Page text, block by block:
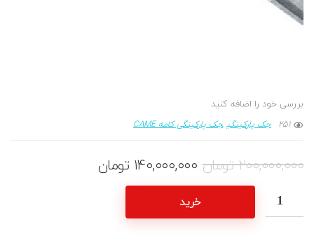
بررسی خود را اضافه کنید
251 جک پارکینگی جک پارکینگی کامه CAME
۲۰۰,۰۰۰,۰۰۰تومان ۱۴۰,۰۰۰,۰۰۰ تومان
خرید